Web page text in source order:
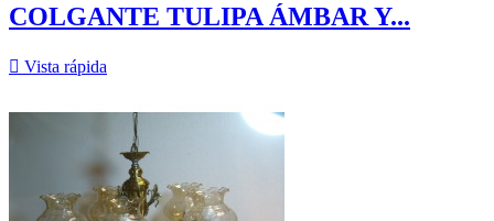
COLGANTE TULIPA ÁMBAR Y...
 Vista rápida